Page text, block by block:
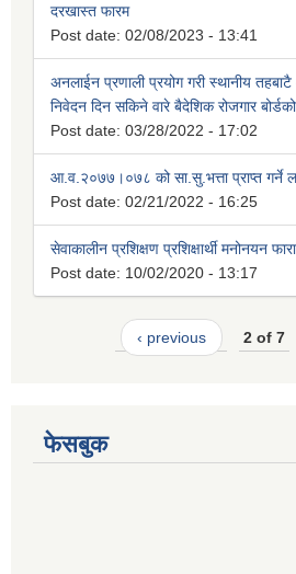
दरखास्त फारम
Post date: 02/08/2023 - 13:41
अनलाईन प्रणाली प्रयोग गरी स्थानीय तहबाटै
निवेदन दिन सकिने वारे बैदेशिक रोजगार
Post date: 03/28/2022 - 17:02
आ.व.२०७७।०७८ को सा.सु.भत्ता प्राप्त गर्ने
Post date: 02/21/2022 - 16:25
सेवाकालीन प्रशिक्षण प्रशिक्षार्थी मनोनयन
Post date: 10/02/2020 - 13:17
‹ previous 2 of 7
फेसबुक